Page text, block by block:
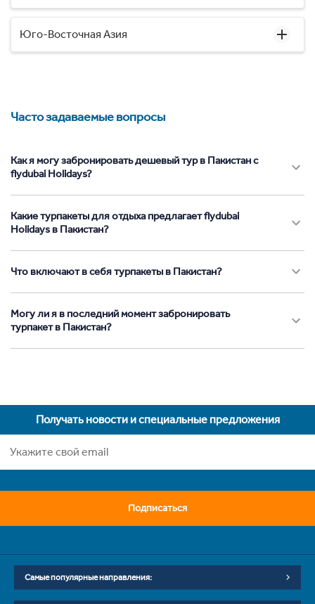
Юго-Восточная Азия
Часто задаваемые вопросы
Как я могу забронировать дешевый тур в Пакистан с
flydubai Holidays?
Какие турпакеты для отдыха предлагает flydubai
Holidays в Пакистан?
Что включают в себя турпакеты в Пакистан?
Могу ли я в последний момент забронировать
турпакет в Пакистан?
Получать новости и специальные предложения
Подписаться
Самые популярные направления: